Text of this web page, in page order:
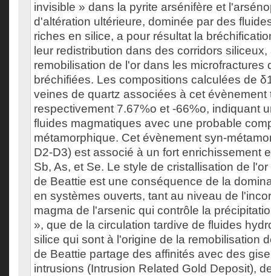
invisible » dans la pyrite arsénifère et
d'altération ultérieure, dominée par des
riches en silice, a pour résultat la
leur redistribution dans des corridors
remobilisation de l'or dans les microfractures
bréchifiées. Les compositions calculées de
veines de quartz associées à cet évènement
respectivement 7.67%o et -66%o, indiquant
fluides magmatiques avec une probable
métamorphique. Cet évènement syn-
D2-D3) est associé à un fort enrichissement
Sb, As, et Se. Le style de cristallisation de
de Beattie est une conséquence de la
en systèmes ouverts, tant au niveau de
magma de l'arsenic qui contrôle la
», que de la circulation tardive de fluides
silice qui sont à l'origine de la remobilisation
de Beattie partage des affinités avec des
intrusions (Intrusion Related Gold Deposit),